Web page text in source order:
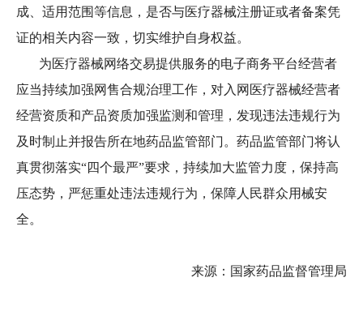
成、适用范围等信息，是否与医疗器械注册证或者备案凭
证的相关内容一致，切实维护自身权益。
为医疗器械网络交易提供服务的电子商务平台经营者
应当持续加强网售合规治理工作，对入网医疗器械经营者
经营资质和产品资质加强监测和管理，发现违法违规行为
及时制止并报告所在地药品监管部门。药品监管部门将认
真贯彻落实“四个最严”要求，持续加大监管力度，保持高
压态势，严惩重处违法违规行为，保障人民群众用械安
全。
来源： 国家药品监督管理局